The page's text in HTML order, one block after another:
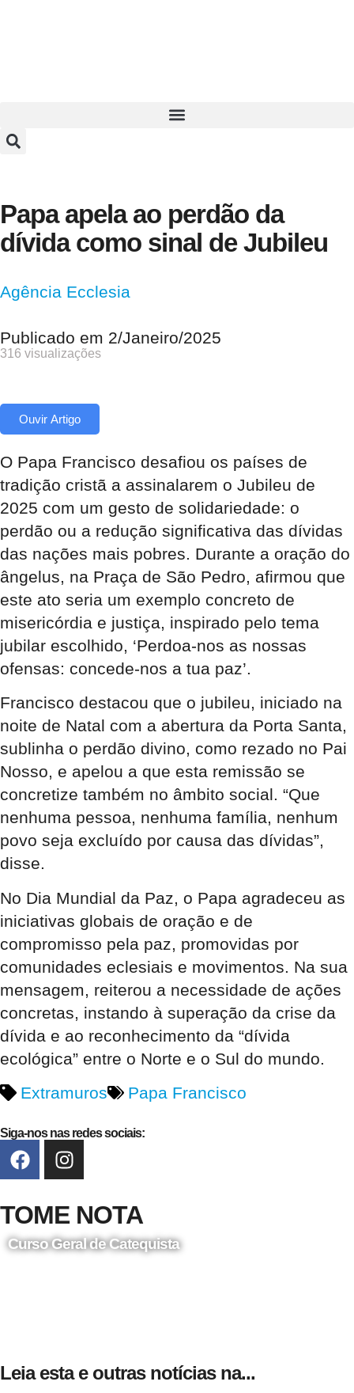
Papa apela ao perdão da
dívida como sinal de Jubileu
Agência Ecclesia
Publicado em 2/Janeiro/2025
316 visualizações
Ouvir Artigo
O Papa Francisco desafiou os países de
tradição cristã a assinalarem o Jubileu de
2025 com um gesto de solidariedade: o
perdão ou a redução significativa das dívidas
das nações mais pobres. Durante a oração do
ângelus, na Praça de São Pedro, afirmou que
este ato seria um exemplo concreto de
misericórdia e justiça, inspirado pelo tema
jubilar escolhido, ‘Perdoa-nos as nossas
ofensas: concede-nos a tua paz’.
Francisco destacou que o jubileu, iniciado na
noite de Natal com a abertura da Porta Santa,
sublinha o perdão divino, como rezado no Pai
Nosso, e apelou a que esta remissão se
concretize também no âmbito social. “Que
nenhuma pessoa, nenhuma família, nenhum
povo seja excluído por causa das dívidas”,
disse.
No Dia Mundial da Paz, o Papa agradeceu as
iniciativas globais de oração e de
compromisso pela paz, promovidas por
comunidades eclesiais e movimentos. Na sua
mensagem, reiterou a necessidade de ações
concretas, instando à superação da crise da
dívida e ao reconhecimento da “dívida
ecológica” entre o Norte e o Sul do mundo.
Extramuros
Papa Francisco
Siga-nos nas redes sociais:
TOME NOTA
Curso Geral de Catequista
Leia esta e outras notícias na...